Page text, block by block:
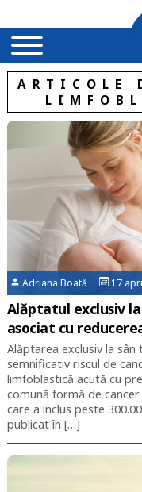
ARTICOLE
Adriana Boată 17
Alăptatul exclusiv
asociat cu
Alăptarea exclusiv la
semnificativ riscul de
limfoblastică acută cu
comună formă de
care a inclus peste
publicat în […]